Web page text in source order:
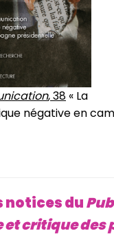
, 38 « La
négative en
notices du
critique des